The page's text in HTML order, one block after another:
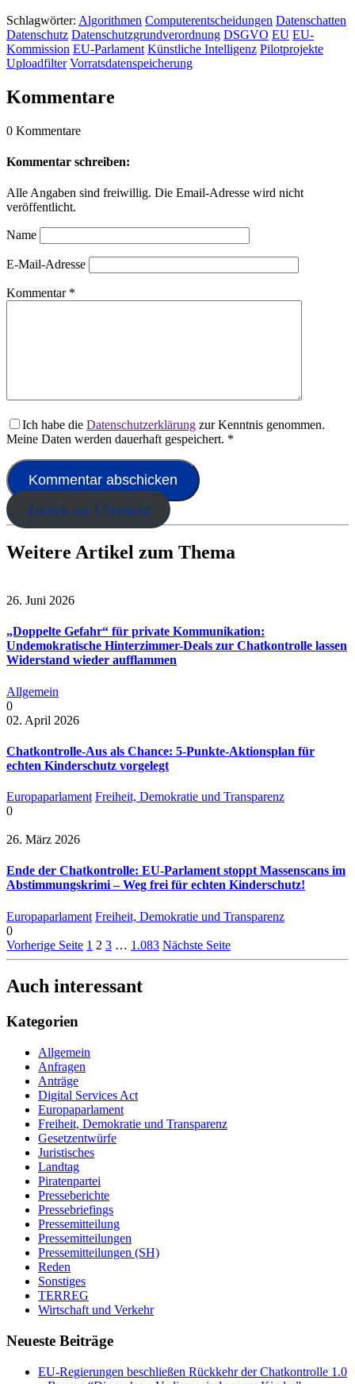
Schlagwörter: Algorithmen Computerentscheidungen Datenschatten
Datenschutz Datenschutzgrundverordnung DSGVO EU EU-
Kommission EU-Parlament Künstliche Intelligenz Pilotprojekte
Uploadfilter Vorratsdatenspeicherung
Kommentare
0 Kommentare
Kommentar schreiben:
Alle Angaben sind freiwillig. Die Email-Adresse wird nicht
veröffentlicht.
Name
E-Mail-Adresse
Kommentar *
Ich habe die Datenschutzerklärung zur Kenntnis genommen.
Meine Daten werden dauerhaft gespeichert. *
Zurück zur Übersicht
Weitere Artikel zum Thema
26. Juni 2026
„Doppelte Gefahr“ für private Kommunikation:
Undemokratische Hinterzimmer-Deals zur Chatkontrolle lassen
Widerstand wieder aufflammen
Allgemein
0
02. April 2026
Chatkontrolle-Aus als Chance: 5-Punkte-Aktionsplan für
echten Kinderschutz vorgelegt
Europaparlament Freiheit, Demokratie und Transparenz
0
26. März 2026
Ende der Chatkontrolle: EU-Parlament stoppt Massenscans im
Abstimmungskrimi – Weg frei für echten Kinderschutz!
Europaparlament Freiheit, Demokratie und Transparenz
0
Vorherige Seite 1 2 3 … 1.083 Nächste Seite
Auch interessant
Kategorien
Allgemein
Anfragen
Anträge
Digital Services Act
Europaparlament
Freiheit, Demokratie und Transparenz
Gesetzentwürfe
Juristisches
Landtag
Piratenpartei
Presseberichte
Pressebriefings
Pressemitteilung
Pressemitteilungen
Pressemitteilungen (SH)
Reden
Sonstiges
TERREG
Wirtschaft und Verkehr
Neueste Beiträge
EU-Regierungen beschließen Rückkehr der Chatkontrolle 1.0